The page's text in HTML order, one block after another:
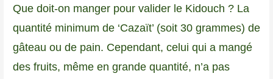
Que doit-on manger pour valider le Kidouch ? La
quantité minimum de ‘Cazaït’ (soit 30 grammes) de
gâteau ou de pain. Cependant, celui qui a mangé
des fruits, même en grande quantité, n’a pas